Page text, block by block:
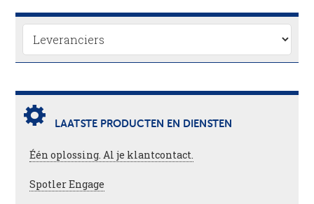
LAATSTE PRODUCTEN EN DIENSTEN
Één oplossing. Al je klantcontact.
Spotler Engage